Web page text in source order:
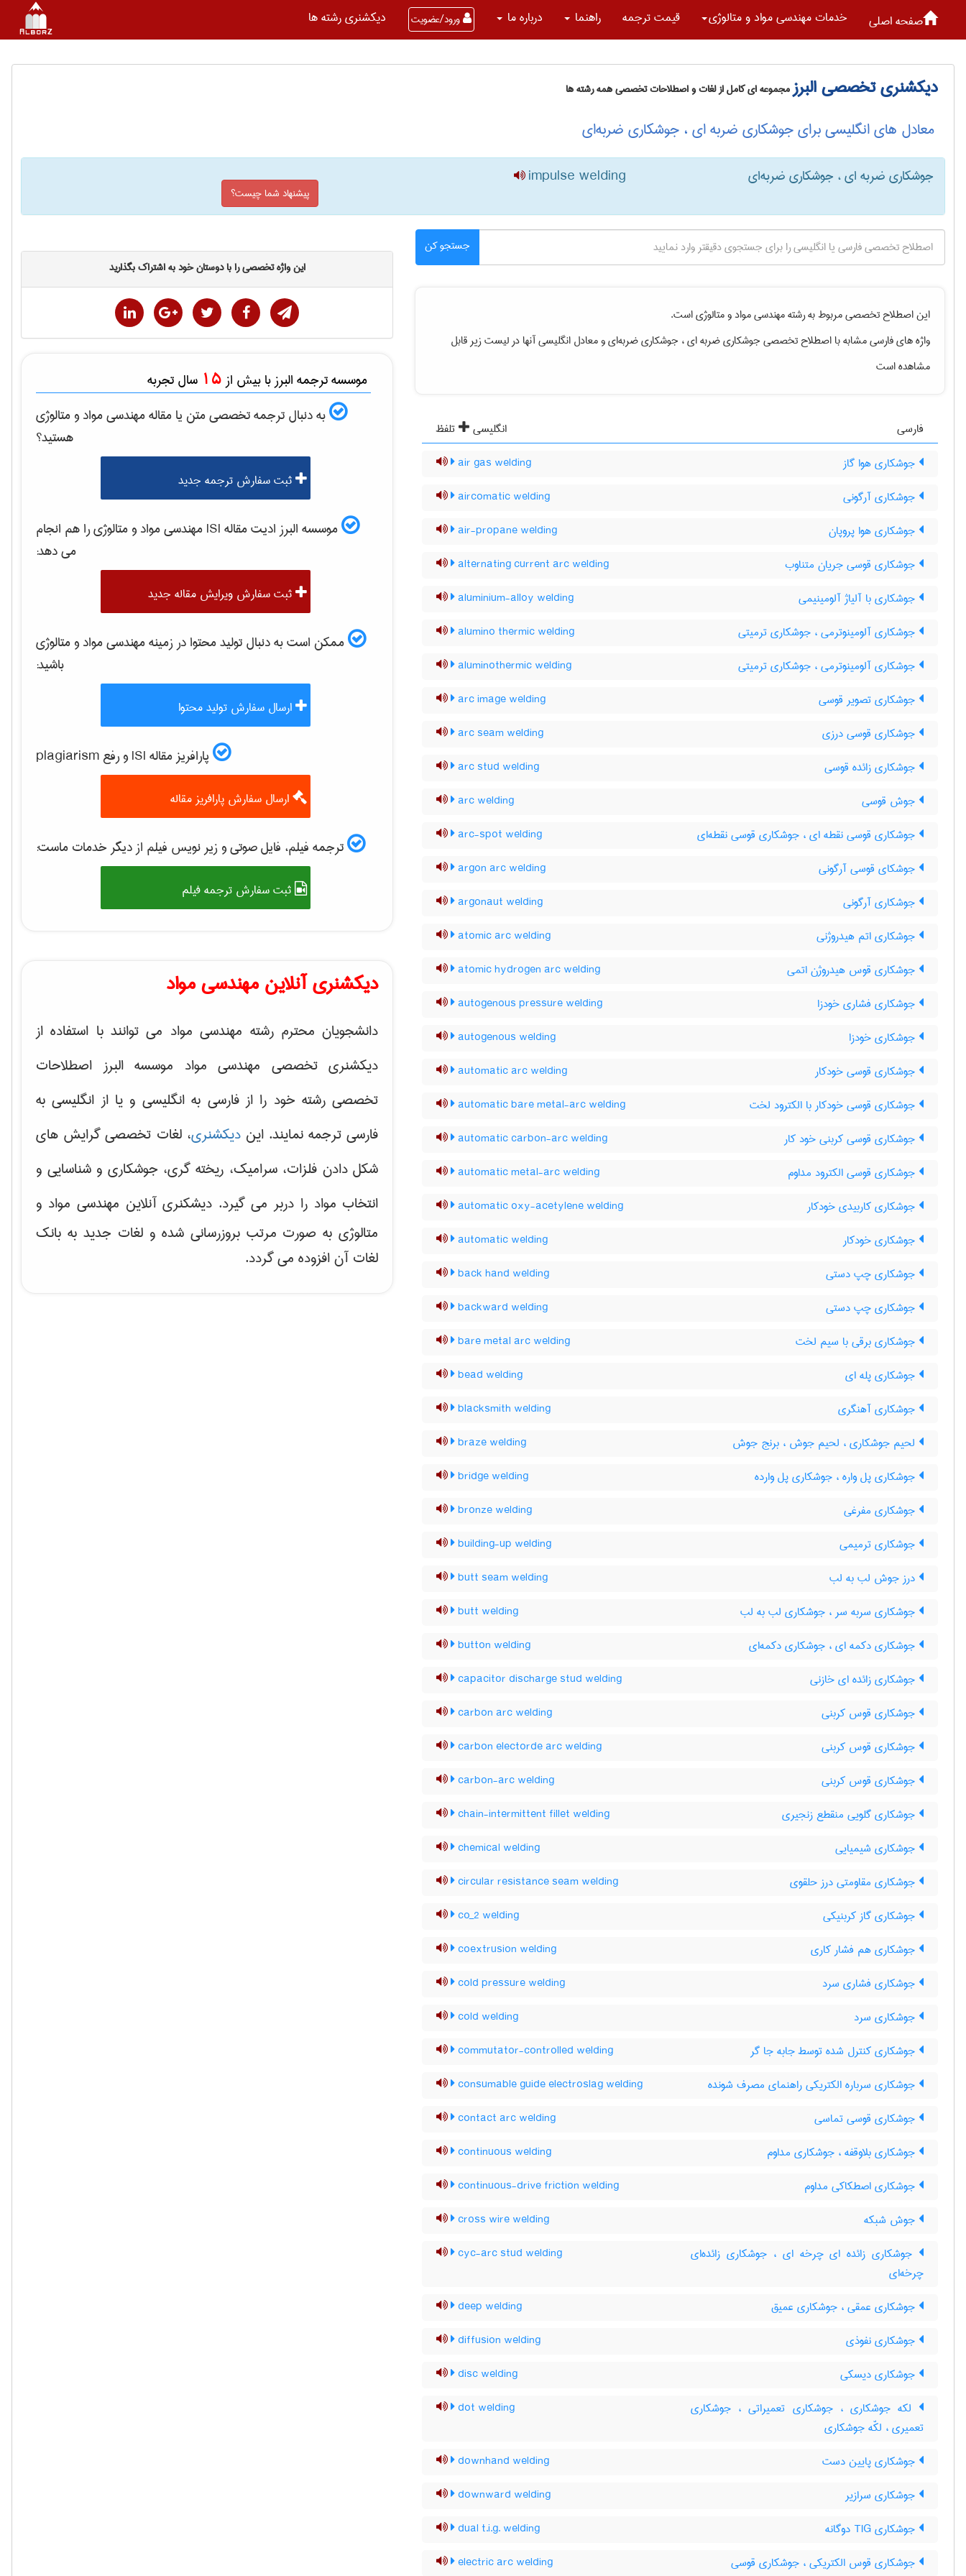
صفحه اصلی خدمات مهندسی مواد و متالوژی قیمت ترجمه راهنما درباره ما ورود/عضویت دیکشنری رشته ها
دیکشنری تخصصی البرزمجموعه ای کامل از لغات و اصطلاحات تخصصی همه رشته ها
معادل های انگلیسی برای جوشکاری ضربه ای ، جوشکاری ضربه‌ای
جوشکاری ضربه ای ، جوشکاری ضربه‌ای impulse welding
پیشنهاد شما چیست؟
جستجو کن
این اصطلاح تخصصی مربوط به رشتهمهندسی مواد و متالوژیاست.
واژه های فارسی مشابه با اصطلاح تخصصیجوشکاری ضربه ای ، جوشکاری ضربه‌ایو معادل انگلیسی آنها در لیست زیر قابل
مشاهده است
فارسی انگلیسی
تلفظ
جوشکاری هوا گاز
air gas welding
جوشکاری آرگونی aircomatic welding
جوشکاری هوا پروپان air-propane welding
جوشکاری قوسی جریان متناوب alternating current arc welding
جوشکاری با آلیاژ آلومینیمی aluminium-alloy welding
جوشکاری آلومینوترمی ، جوشکاری ترمیتی alumino thermic welding
جوشکاری آلومینوترمی ، جوشکاری ترمیتی aluminothermic welding
جوشکاری تصویر قوسی arc image welding
جوشکاری قوسی درزی arc seam welding
جوشکاری زائده قوسی arc stud welding
جوش قوسی arc welding
جوشکاری قوسی نقطه ای ، جوشکاری قوسی نقطه‌ای arc-spot welding
جوشکای قوسی آرگونی argon arc welding
جوشکاری آرگونی argonaut welding
جوشکاری اتم هیدروژنی atomic arc welding
جوشکاری قوس هیدروژن اتمی atomic hydrogen arc welding
جوشکاری فشاری خودزا autogenous pressure welding
جوشکاری خودزا autogenous welding
جوشکاری قوسی خودکار automatic arc welding
جوشکاری قوسی خودکار با الکترود لخت automatic bare metal-arc welding
جوشکاری قوسی کربنی خود کار automatic carbon-arc welding
جوشکاری قوسی الکترود مداوم automatic metal-arc welding
جوشکاری کاربیدی خودکار automatic oxy-acetylene welding
جوشکاری خودکار automatic welding
جوشکاری چپ دستی back hand welding
جوشکاری چپ دستی backward welding
جوشکاری برقی با سیم لخت bare metal arc welding
جوشکاری پله ای bead welding
جوشکاری آهنگری blacksmith welding
لحیم جوشکاری ، لحیم جوش ، برنج جوش braze welding
جوشکاری پل واره ، جوشکاری پل وارده bridge welding
جوشکاری مفرغی bronze welding
جوشکاری ترمیمی building-up welding
درز جوش لب به لب butt seam welding
جوشکاری سربه سر ، جوشکاری لب به لب butt welding
جوشکاری دکمه ای ، جوشکاری دکمه‌ای button welding
جوشکاری زائده ای خازنی capacitor discharge stud welding
جوشکاری قوس کربنی carbon arc welding
جوشکاری قوس کربنی carbon electorde arc welding
جوشکاری قوس کربنی carbon-arc welding
جوشکاری گلویی منقطع زنجیری chain-intermittent fillet welding
جوشکاری شیمیایی chemical welding
جوشکاری مقاومتی درز حلقوی circular resistance seam welding
جوشکاری گاز کربنیکی co_2 welding
جوشکاری هم فشار کاری coextrusion welding
جوشکاری فشاری سرد cold pressure welding
جوشکاری سرد cold welding
جوشکاری کنترل شده توسط جابه جا گر commutator-controlled welding
جوشکاری سرباره الکتریکی راهنمای مصرف شونده consumable guide electroslag welding
جوشکاری قوسی تماسی contact arc welding
جوشکاری بلاوقفه ، جوشکاری مداوم continuous welding
جوشکاری اصطکاکی مداوم continuous-drive friction welding
جوش شبکه cross wire welding
جوشکاری زائده ای چرخه ای ، جوشکاری زائده‌ای
چرخه‌ای
cyc-arc stud welding
جوشکاری عمقی ، جوشکاری عمیق deep welding
جوشکاری نفوذی diffusion welding
جوشکاری دیسکی disc welding
لکه جوشکاری ، جوشکاری تعمیراتی ، جوشکاری
تعمیری ، لکّه جوشکاری
dot welding
جوشکاری پایین دست downhand welding
جوشکاری سرازیر downward welding
جوشکاری TIG دوگانه dual t.i.g. welding
جوشکاری قوس الکتریکی ، جوشکاری قوسی electric arc welding
این واژه تخصصی را با دوستان خود به اشتراک بگذارید
موسسه ترجمه البرز با بیش از 15 سال تجربه
به دنبال ترجمه تخصصی متن یا مقالهمهندسی مواد و متالوژی
هستید؟
ثبت سفارش ترجمه جدید
موسسه البرز ادیت مقاله ISI مهندسی مواد و متالوژیرا هم انجام
می دهد:
ثبت سفارش ویرایش مقاله جدید
ممکن است به دنبال تولید محتوا در زمینهمهندسی مواد و متالوژی
باشید:
ارسال سفارش تولید محتوا
پارافریز مقاله ISI و رفع plagiarism
ارسال سفارش پارافریز مقاله
ترجمه فیلم، فایل صوتی و زیر نویس فیلم از دیگر خدمات ماست:
ثبت سفارش ترجمه فیلم
دیکشنری آنلاین مهندسی مواد
دانشجویان محترم رشته مهندسی مواد می توانند با استفاده از
دیکشنری تخصصی مهندسی مواد موسسه البرز اصطلاحات
تخصصی رشته خود را از فارسی به انگلیسی و یا از انگلیسی به
فارسی ترجمه نمایند. ایندیکشنری، لغات تخصصی گرایش های
شکل دادن فلزات، سرامیک، ریخته گری، جوشکاری و شناسایی و
انتخاب مواد را دربر می گیرد. دیشکنری آنلاین مهندسی مواد و
متالوژی به صورت مرتب بروزرسانی شده و لغات جدید به بانک
لغات آن افزوده می گردد.